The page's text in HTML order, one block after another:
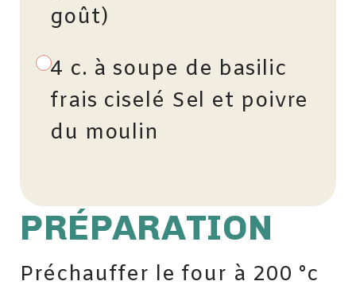
goût)
4 c. à soupe de basilic
frais ciselé Sel et poivre
du moulin
PRÉPARATION
Préchauffer le four à 200 °c